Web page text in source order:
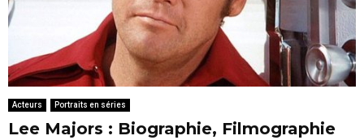
Acteurs Portraits en séries
Lee Majors : Biographie, Filmographie